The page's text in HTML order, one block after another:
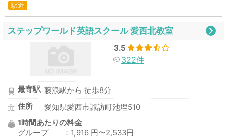
駅近
ステップワールド英語スクール 愛西北教室
3.5
322件
最寄駅 藤浪駅から 徒歩8分
住所
愛知県愛西市諏訪町池埋510
1時間あたりの料金
グループ ：1,916 円〜2,533円